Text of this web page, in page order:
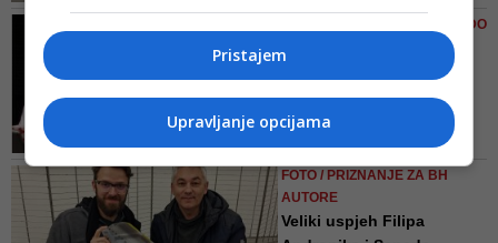
SDA nikada i nikome nije
ograničavala slobodu izražavanja
ili pravo na kritiku njene politike i
kadrova, navodi se u saopćenju
ZAŠTO JE, USTVARI, DOŠLO DO
umjetnik Filip Andronik,
ko...
DEPO Portal donosi vam kratki
pregled biografija glavnih "aktera"
FOTO / PRIZNANJE ZA BH
AUTORE
Veliki uspjeh Filipa
Pristajem
Upravljanje opcijama